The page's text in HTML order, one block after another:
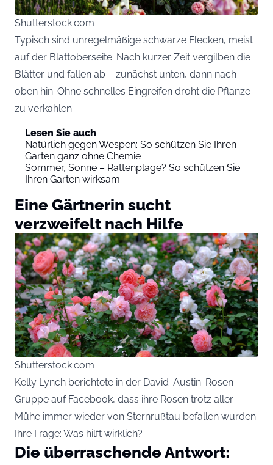
Shutterstock.com
Typisch sind unregelmäßige schwarze Flecken, meist
auf der Blattoberseite. Nach kurzer Zeit vergilben die
Blätter und fallen ab – zunächst unten, dann nach
oben hin. Ohne schnelles Eingreifen droht die Pflanze
zu verkahlen.
Lesen Sie auch
Natürlich gegen Wespen: So schützen Sie Ihren
Garten ganz ohne Chemie
Sommer, Sonne – Rattenplage? So schützen Sie
Ihren Garten wirksam
Eine Gärtnerin sucht
verzweifelt nach Hilfe
Shutterstock.com
Kelly Lynch berichtete in der David-Austin-Rosen-
Gruppe auf Facebook, dass ihre Rosen trotz aller
Mühe immer wieder von Sternrußtau befallen wurden.
Ihre Frage: Was hilft wirklich?
Die überraschende Antwort: